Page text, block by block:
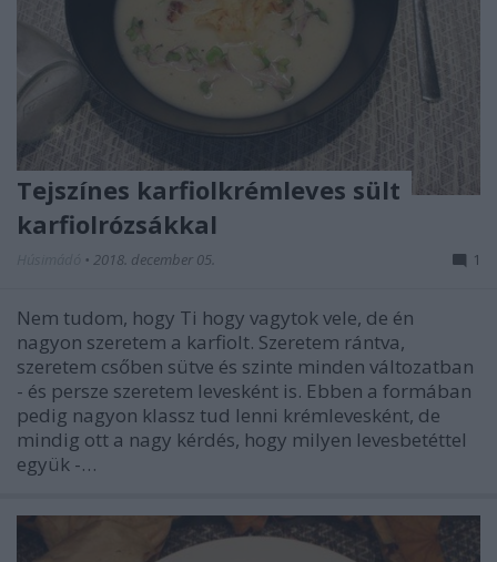
Tejszínes karfiolkrémleves sült
karfiolrózsákkal
• 2018. december 05. 1
Nem tudom, hogy Ti hogy vagytok vele, de én
nagyon szeretem a karfiolt. Szeretem rántva,
szeretem csőben sütve és szinte minden változatban
- és persze szeretem levesként is. Ebben a formában
pedig nagyon klassz tud lenni krémlevesként, de
mindig ott a nagy kérdés, hogy milyen levesbetéttel
együk -…